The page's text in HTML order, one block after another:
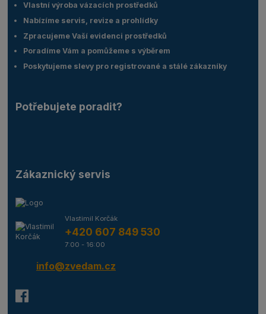
Vlastní výroba vázacích prostředků
Nabízíme servis, revize a prohlídky
Zpracujeme Vaší evidenci prostředků
Poradíme Vám a pomůžeme s výběrem
Poskytujeme slevy pro registrované a stálé zákazníky
Potřebujete poradit?
Zákaznický servis
Vlastimil Korčák
+420 607 849 530
7:00 - 16:00
info@zvedam.cz